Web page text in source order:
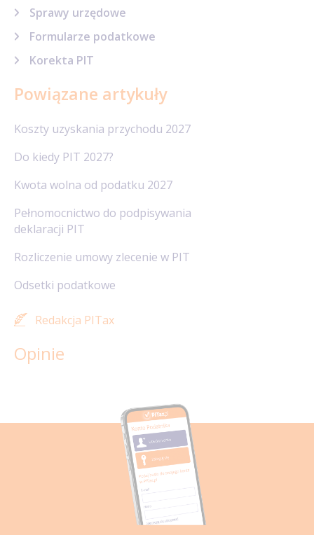
Sprawy urzędowe
Formularze podatkowe
Korekta PIT
Powiązane artykuły
Koszty uzyskania przychodu 2027
Do kiedy PIT 2027?
Kwota wolna od podatku 2027
Pełnomocnictwo do podpisywania
deklaracji PIT
Rozliczenie umowy zlecenie w PIT
Odsetki podatkowe
Redakcja PITax
Opinie